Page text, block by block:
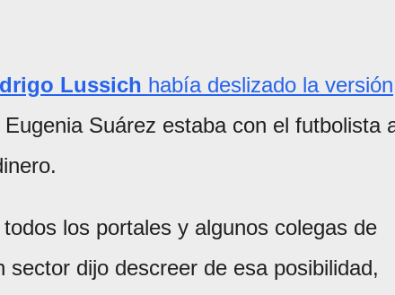
Lussich había deslizado la versión
Eugenia Suárez estaba con el futbolista
los portales y algunos colegas de
dijo descreer de esa posibilidad,